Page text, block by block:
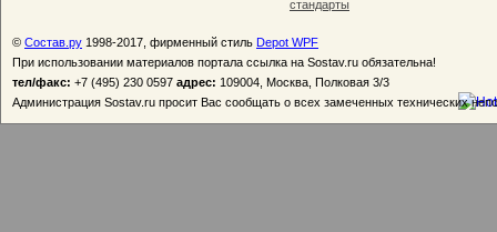
стандарты
© Состав.ру 1998-2017, фирменный стиль Depot WPF
При использовании материалов портала ссылка на Sostav.ru обязательна!
тел/факс: +7 (495) 230 0597 адрес: 109004, Москва, Полковая 3/3
Администрация Sostav.ru просит Вас сообщать о всех замеченных технических